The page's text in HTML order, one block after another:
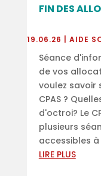
FIN DES
19.06.26 AIDE
Séance
de vos
voulez savoir
CPAS ?
d'octroi? Le
plusieurs
accessibles
LIRE PLUS